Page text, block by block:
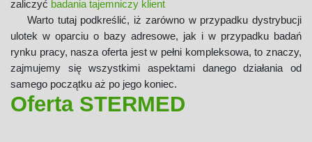
zaliczyć badania tajemniczy klient
Warto tutaj podkreślić, iż zarówno w przypadku dystrybucji
ulotek w oparciu o bazy adresowe, jak i w przypadku badań
rynku pracy, nasza oferta jest w pełni kompleksowa, to znaczy,
zajmujemy się wszystkimi aspektami danego działania od
samego początku aż po jego koniec.
Oferta STERMED